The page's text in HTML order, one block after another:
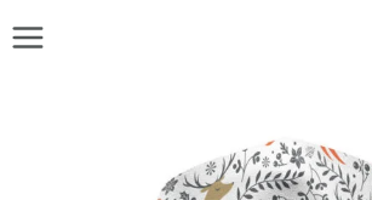
Inhalt